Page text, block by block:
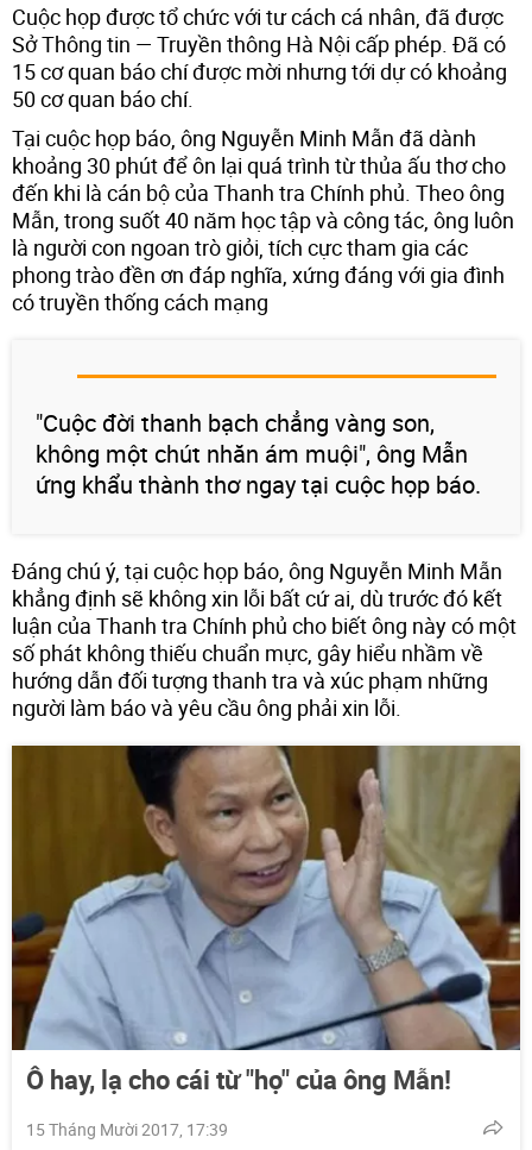
Cuộc họp được tổ chức với tư cách cá nhân, đã được
Sở Thông tin — Truyền thông Hà Nội cấp phép. Đã có
15 cơ quan báo chí được mời nhưng tới dự có khoảng
50 cơ quan báo chí.
Tại cuộc họp báo, ông Nguyễn Minh Mẫn đã dành
khoảng 30 phút để ôn lại quá trình từ thủa ấu thơ cho
đến khi là cán bộ của Thanh tra Chính phủ. Theo ông
Mẫn, trong suốt 40 năm học tập và công tác, ông luôn
là người con ngoan trò giỏi, tích cực tham gia các
phong trào đền ơn đáp nghĩa, xứng đáng với gia đình
có truyền thống cách mạng
"Cuộc đời thanh bạch chẳng vàng son,
không một chút nhăn ám muội", ông Mẫn
ứng khẩu thành thơ ngay tại cuộc họp báo.
Đáng chú ý, tại cuộc họp báo, ông Nguyễn Minh Mẫn
khẳng định sẽ không xin lỗi bất cứ ai, dù trước đó kết
luận của Thanh tra Chính phủ cho biết ông này có một
số phát không thiếu chuẩn mực, gây hiểu nhầm về
hướng dẫn đối tượng thanh tra và xúc phạm những
người làm báo và yêu cầu ông phải xin lỗi.
Ô hay, lạ cho cái từ "họ" của ông Mẫn!
15 Tháng Mười 2017, 17:39